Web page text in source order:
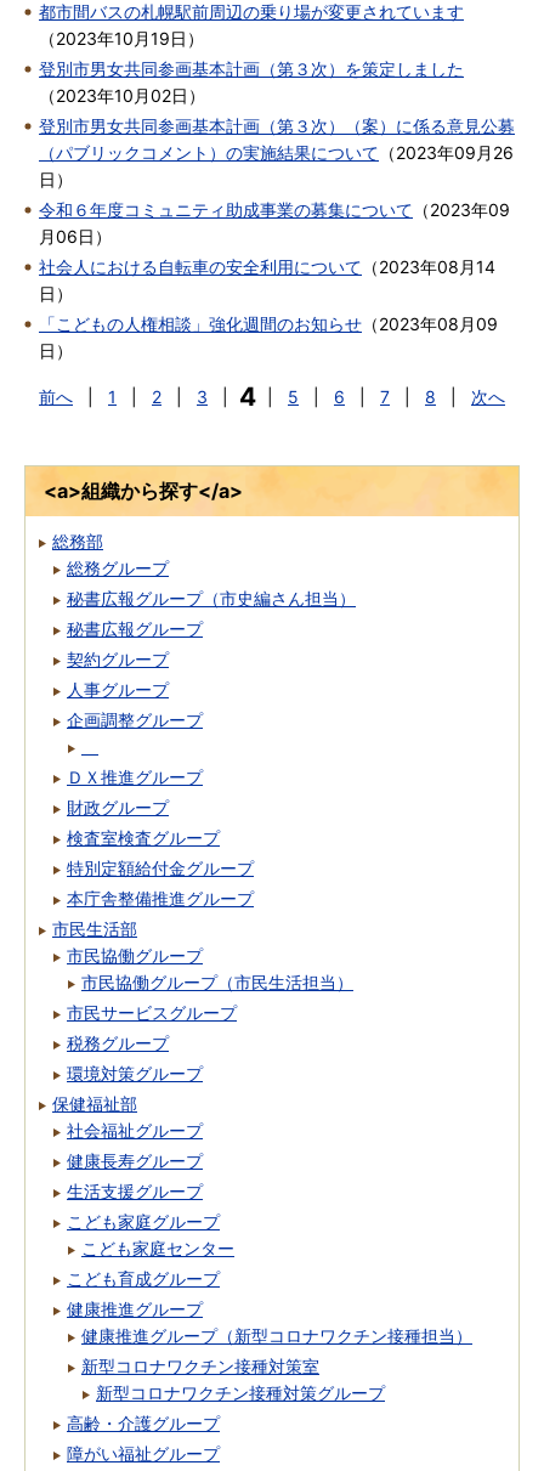
都市間バスの札幌駅前周辺の乗り場が変更されています
（2023年10月19日 ）
登別市男女共同参画基本計画（第３次）を策定しました
（2023年10月02日 ）
登別市男女共同参画基本計画（第３次）（案）に係る意見公募
（パブリックコメント）の実施結果について （2023年09月26
日 ）
令和６年度コミュニティ助成事業の募集について （2023年09
月06日 ）
社会人における自転車の安全利用について （2023年08月14
日 ）
「こどもの人権相談」強化週間のお知らせ （2023年08月09
日 ）
前へ 1 2 3 4 5 6 7 8 次へ
<a>組織から探す</a>
総務部
総務グループ
秘書広報グループ（市史編さん担当）
秘書広報グループ
契約グループ
人事グループ
企画調整グループ
ＤＸ推進グループ
財政グループ
検査室検査グループ
特別定額給付金グループ
本庁舎整備推進グループ
市民生活部
市民協働グループ
市民協働グループ（市民生活担当）
市民サービスグループ
税務グループ
環境対策グループ
保健福祉部
社会福祉グループ
健康長寿グループ
生活支援グループ
こども家庭グループ
こども家庭センター
こども育成グループ
健康推進グループ
健康推進グループ（新型コロナワクチン接種担当）
新型コロナワクチン接種対策室
新型コロナワクチン接種対策グループ
高齢・介護グループ
障がい福祉グループ